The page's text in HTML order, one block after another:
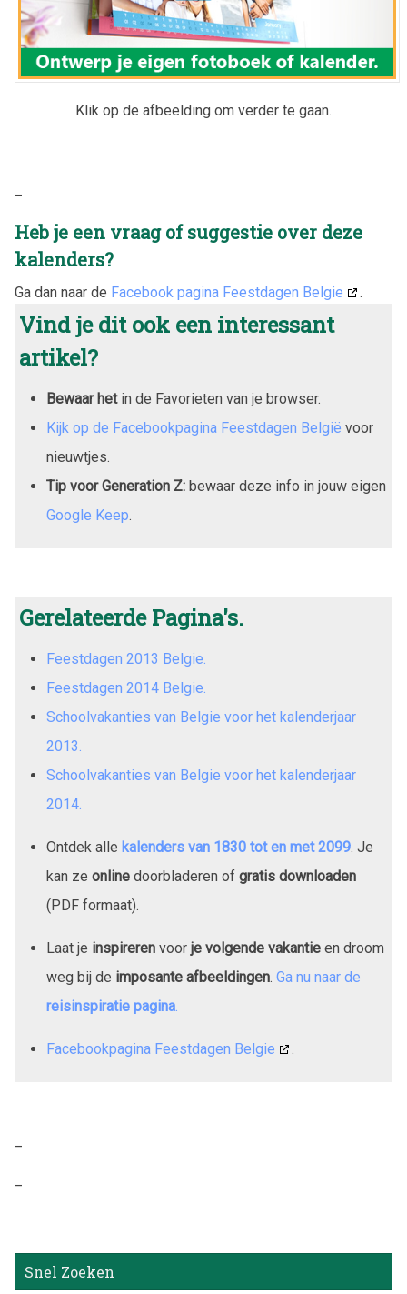
Klik op de afbeelding om verder te gaan.
Heb je een vraag of suggestie over deze
kalenders?
Ga dan naar de Facebook pagina Feestdagen Belgie .
Vind je dit ook een interessant
artikel?
Bewaar hetin de Favorieten van je browser.
Kijk op de Facebookpagina Feestdagen België voor
nieuwtjes.
Tip voor Generation Z: bewaar deze info in jouw eigen
Google Keep.
Gerelateerde Pagina's.
Feestdagen 2013 Belgie.
Feestdagen 2014 Belgie.
Schoolvakanties van Belgie voor het kalenderjaar
2013.
Schoolvakanties van Belgie voor het kalenderjaar
2014.
Ontdek alle kalenders van 1830 tot en met2099. Je
kan ze online doorbladeren of gratis downloaden
(PDF formaat).
Laat je inspireren voor je volgende vakantie en droom
weg bij de imposante afbeeldingen. Ga nu naar de
reisinspiratie pagina.
Facebookpagina Feestdagen Belgie .
Snel Zoeken